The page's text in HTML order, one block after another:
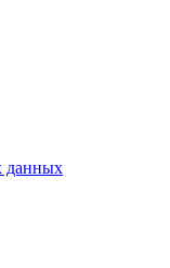
данных